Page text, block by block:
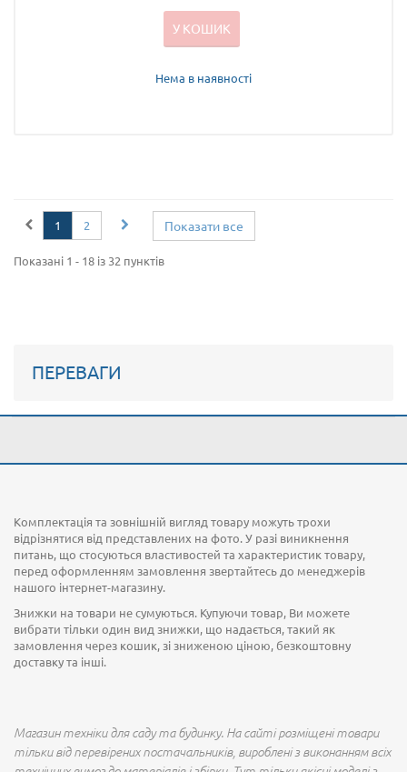
У КОШИК
Нема в наявності
Показати все
1 2
Показані 1 - 18 із 32 пунктів
ПЕРЕВАГИ
Комплектація та зовнішній вигляд товару можуть трохи
відрізнятися від представлених на фото. У разі виникнення
питань, що стосуються властивостей та характеристик товару,
перед оформленням замовлення звертайтесь до менеджерів
нашого інтернет-магазину.
Знижки на товари не сумуються. Купуючи товар, Ви можете
вибрати тільки один вид знижки, що надається, такий як
замовлення через кошик, зі зниженою ціною, безкоштовну
доставку та інші.
Магазин техніки для саду та будинку. На сайті розміщені товари
тільки від перевірених постачальників, вироблені з виконанням всіх